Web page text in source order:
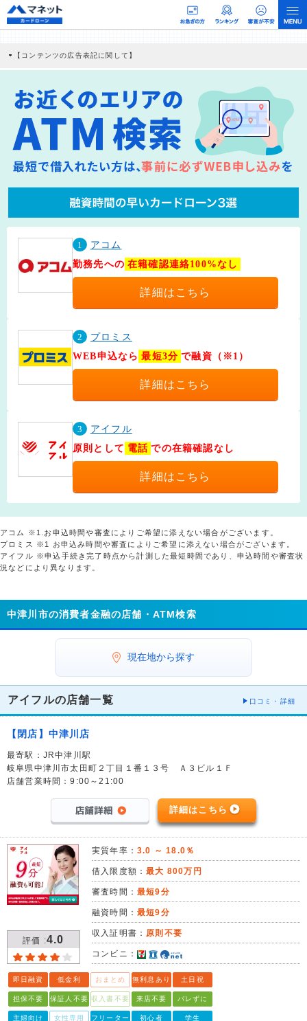
【コンテンツの広告表記に関して】
社に対して企業から紹介報酬が支払われるという収益モデルです。 ただし、特定の
商品を根拠なくPRするものではなく、当編集部の調査／ユーザーへの口コミ収集な
どに基づき、公平性を担保した情報提供を行っています。
>提携企業一覧
1
アコム
勤務先への 在籍確認連絡100%なし
詳細はこちら
2
プロミス
WEB申込なら 最短3分 で融資（※1）
詳細はこちら
3
アイフル
原則として 電話 での在籍確認なし
詳細はこちら
アコム ※1.お申込時間や審査によりご希望に添えない場合がございます。
プロミス ※1 お申込み時間や審査によりご希望に添えない場合がございます。
アイフル ※申込手続き完了時点から計測した最短時間であり、申込時間や審査状
況などにより異なります。
中津川市の消費者金融の店舗・ATM検索
現在地から探す
アイフルの店舗一覧 口コミ・詳細
【閉店】中津川店
最寄駅：JR中津川駅
岐阜県中津川市太田町２丁目１番１３号 Ａ３ビル１Ｆ
店舗営業時間：9:00～21:00
詳細はこちら
評価 :4.0
実質年率： 3.0 ～ 18.0％
借入限度額：最大 800万円
審査時間： 最短9分
融資時間： 最短9分
収入証明書： 原則不要
コンビニ：
即日融資 低金利 おまとめ 無利息あり 土日祝
担保不要 保証人不要 収入書不要 来店不要 バレずに
主婦向け 女性専用 フリーター 初心者 学生